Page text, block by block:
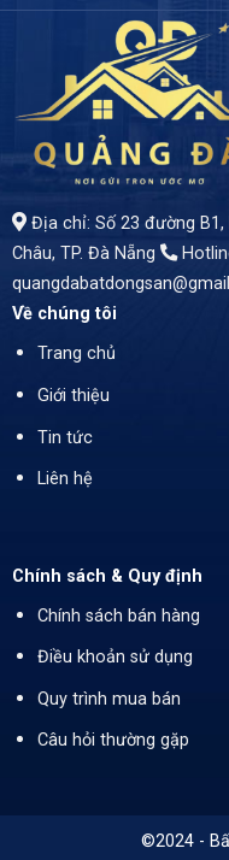
Địa chỉ: Số 23 đường B1,
Châu, TP. Đà Nẵng
Về chúng tôi
Trang chủ
Giới thiệu
Tin tức
Liên hệ
Chính sách & Quy định
Chính sách bán hàng
Điều khoản sử dụng
Quy trình mua bán
Câu hỏi thường gặp
©2024 -